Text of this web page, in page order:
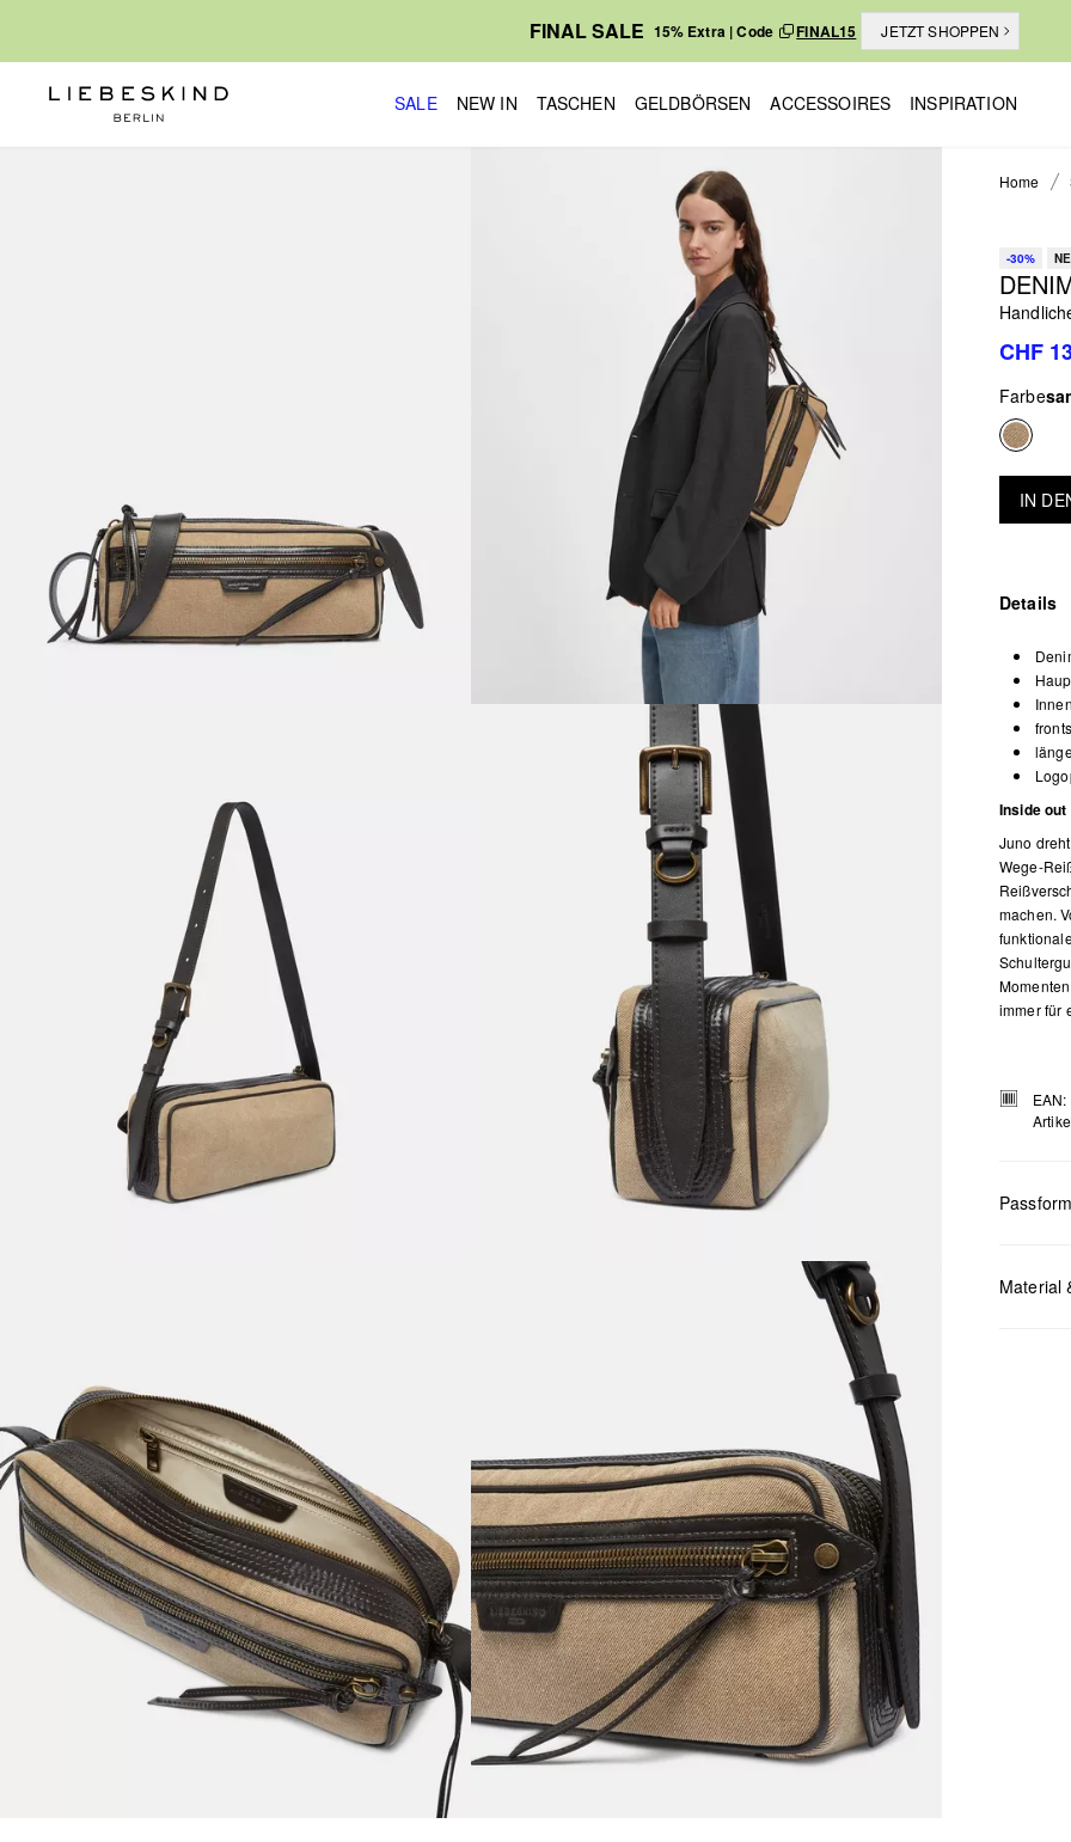
FINAL SALE 15% Extra | Code FINAL15 JETZT SHOPPEN
SALE NEW IN TASCHEN GELDBÖRSEN ACCESSOIRES INSPIRATION
Home
-30%
CHF
Farbe
IN
Details
Inside out
Juno
Wege-
machen.
immer für
Passform
Material